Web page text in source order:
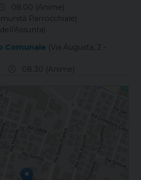
08.00 (Anime)
Parrocchiale)
Comunale (Via Augusta, 2 -
08.30 (Anime)
e Martire